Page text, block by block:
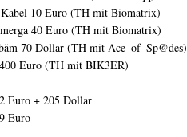
10 Euro (TH mit Biomatrix)
40 Euro (TH mit Biomatrix)
70 Dollar (TH mit Ace_of_Sp@des)
Euro (TH mit BIK3ER)
Euro + 205 Dollar
Euro